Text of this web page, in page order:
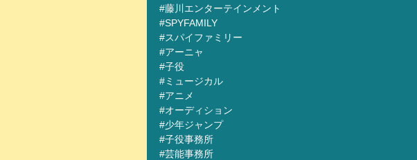
#藤川エンターテインメント
#SPYFAMILY
#スパイファミリー
#アーニャ
#子役
#ミュージカル
#アニメ
#オーディション
#少年ジャンプ
#子役事務所
#芸能事務所